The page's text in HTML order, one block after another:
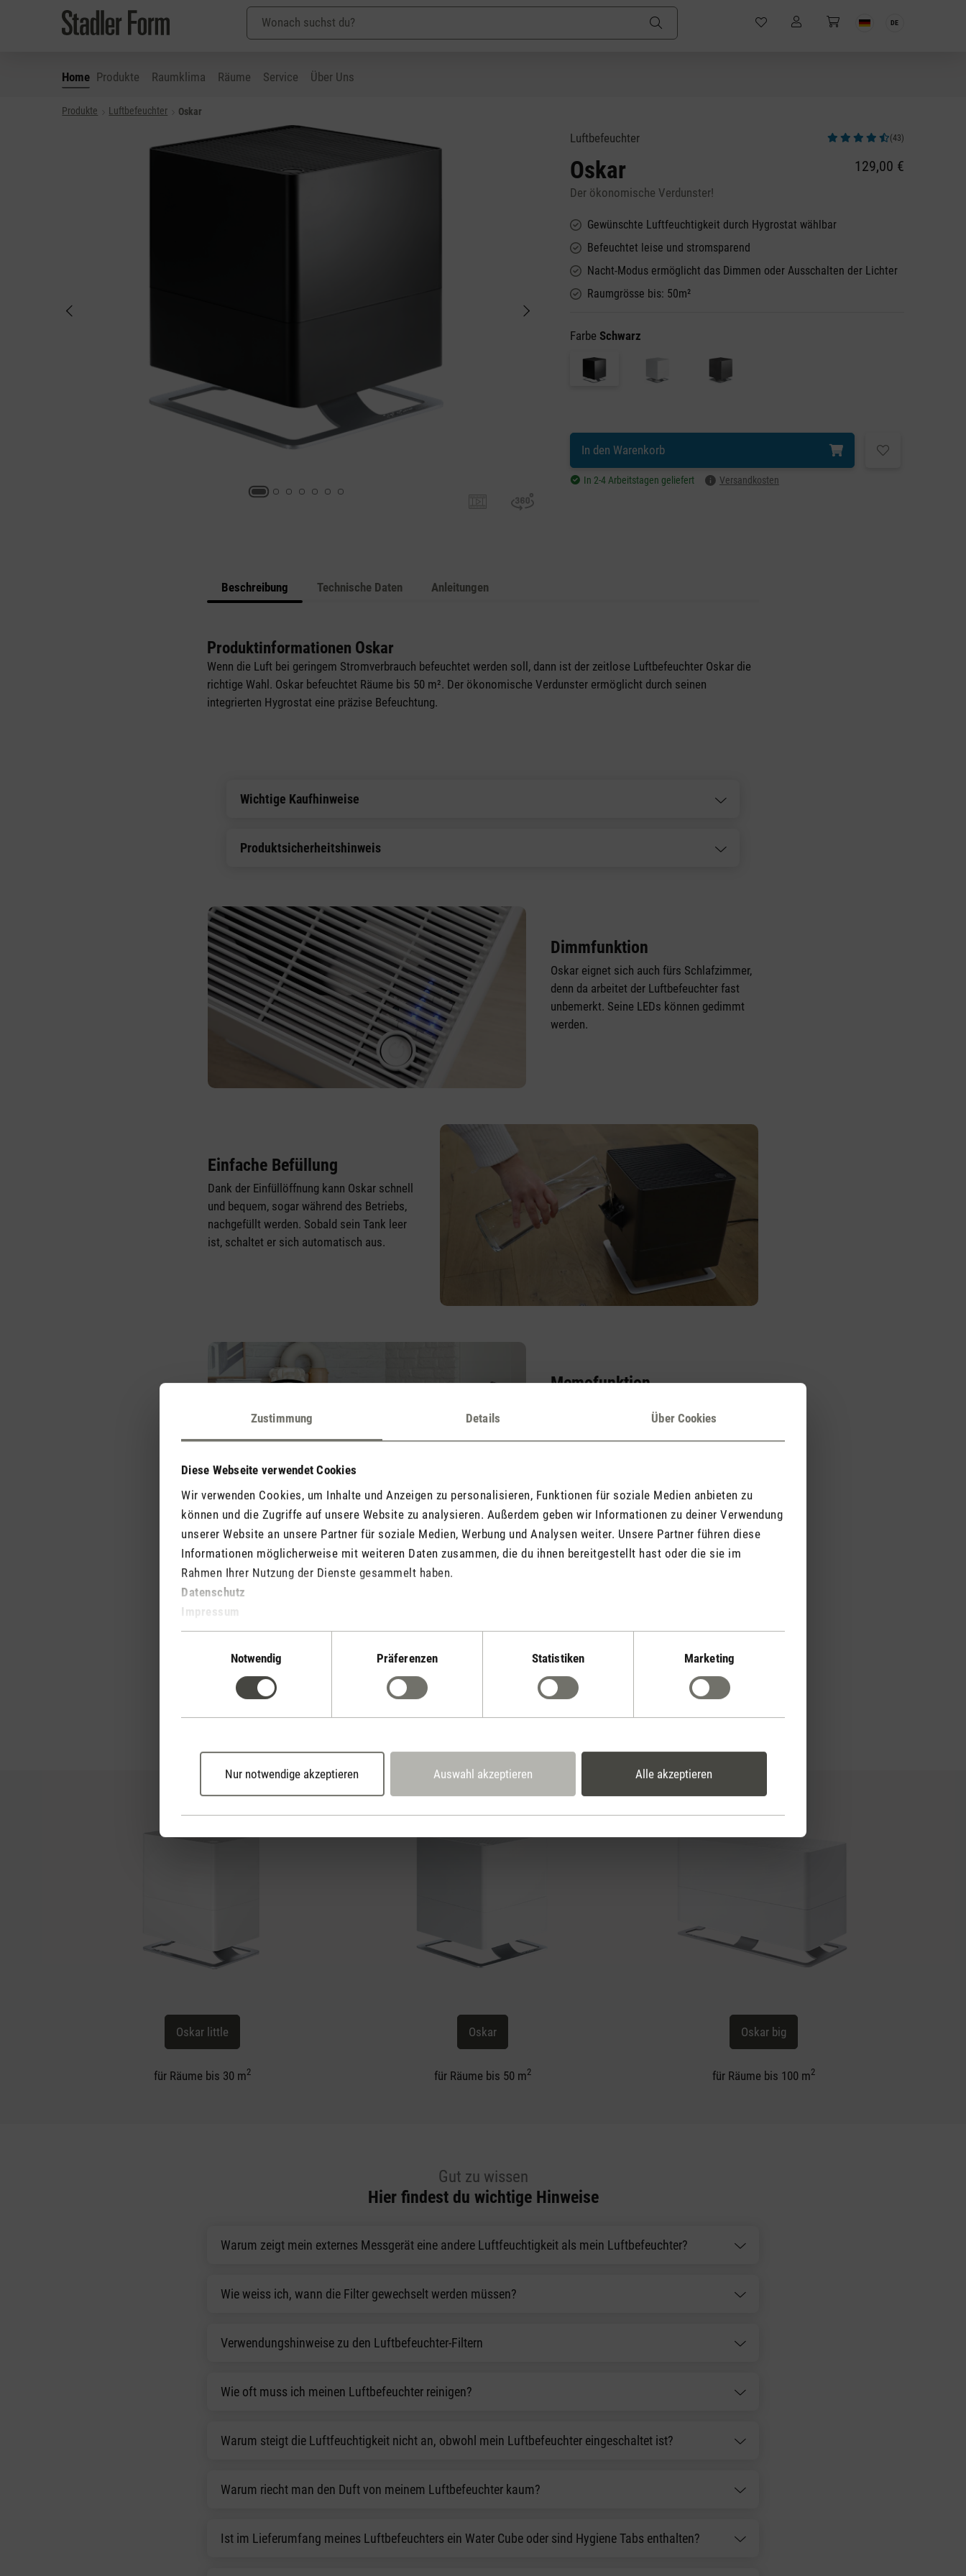
Zustimmung Details Über Cookies
Diese Webseite verwendet Cookies
Wir verwenden Cookies, um Inhalte und Anzeigen zu personalisieren, Funktionen für soziale Medien anbieten zu
können und die Zugriffe auf unsere Website zu analysieren. Außerdem geben wir Informationen zu deiner Verwendung
unserer Website an unsere Partner für soziale Medien, Werbung und Analysen weiter. Unsere Partner führen diese
Informationen möglicherweise mit weiteren Daten zusammen, die du ihnen bereitgestellt hast oder die sie im
Rahmen Ihrer Nutzung der Dienste gesammelt haben.
Datenschutz
Impressum
Notwendig
Präferenzen Statistiken Marketing
Nur notwendige akzeptieren Auswahl akzeptieren Alle akzeptieren
Hauptinhalt springen
Zur Suche springen
Zur Hauptnavigation springen
DE
Home Produkte Raumklima Räume Service Über Uns
Produkte Luftbefeuchter Oskar
Luftbefeuchter (43)
Oskar
Der ökonomische Verdunster!
129,00 €
Gewünschte Luftfeuchtigkeit durch Hygrostat wählbar
Befeuchtet leise und stromsparend
Nacht-Modus ermöglicht das Dimmen oder Ausschalten der Lichter
Raumgrösse bis: 50m²
Farbe Schwarz
In den Warenkorb
In 2-4 Arbeitstagen geliefert Versandkosten
Beschreibung Technische Daten Anleitungen
Produktinformationen Oskar
Wenn die Luft bei geringem Stromverbrauch befeuchtet werden soll, dann ist der zeitlose Luftbefeuchter Oskar die
richtige Wahl. Oskar befeuchtet Räume bis 50 m². Der ökonomische Verdunster ermöglicht durch seinen
integrierten Hygrostat eine präzise Befeuchtung.
Wichtige Kaufhinweise
Produktsicherheitshinweis
Dimmfunktion
Oskar eignet sich auch fürs Schlafzimmer,
denn da arbeitet der Luftbefeuchter fast
unbemerkt. Seine LEDs können gedimmt
werden.
Einfache Befüllung
Dank der Einfüllöffnung kann Oskar schnell
und bequem, sogar während des Betriebs,
nachgefüllt werden. Sobald sein Tank leer
ist, schaltet er sich automatisch aus.
Memofunktion
vernächlässigt, deshalb hat Oskar eine
Memofunktion, die an den Filterwechsel
Lieferumfang
Dein Oskar kommt komplett ausgestattet
zu dir! Freu dich auf 2 Luftbefeuchter-Filter
und 1 Packung praktische Hygiene Tabs,
damit du deinen Oskar direkt nach dem
Auspacken in Betrieb nehmen kannst.
Oskar little
für Räume bis 30 m2
Oskar
für Räume bis 50 m2
Oskar big
für Räume bis 100 m2
Gut zu wissen
Hier findest du wichtige Hinweise
Warum zeigt mein externes Messgerät eine andere Luftfeuchtigkeit als mein Luftbefeuchter?
Wie weiss ich, wann die Filter gewechselt werden müssen?
Verwendungshinweise zu den Luftbefeuchter-Filtern
Wie oft muss ich meinen Luftbefeuchter reinigen?
Warum steigt die Luftfeuchtigkeit nicht an, obwohl mein Luftbefeuchter eingeschaltet ist?
Warum riecht man den Duft von meinem Luftbefeuchter kaum?
Ist im Lieferumfang meines Luftbefeuchters ein Water Cube oder sind Hygiene Tabs enthalten?